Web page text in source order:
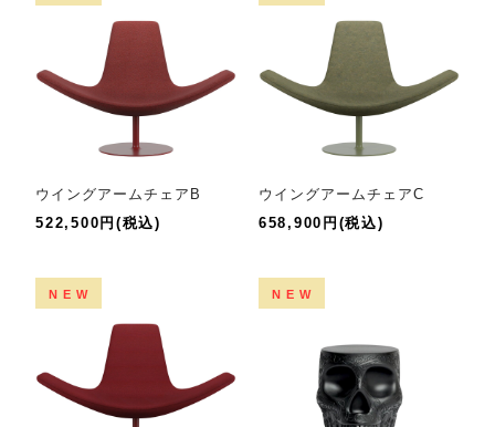
ウイングアームチェアB
522,500円(税込)
ウイングアームチェアC
658,900円(税込)
NEW NEW